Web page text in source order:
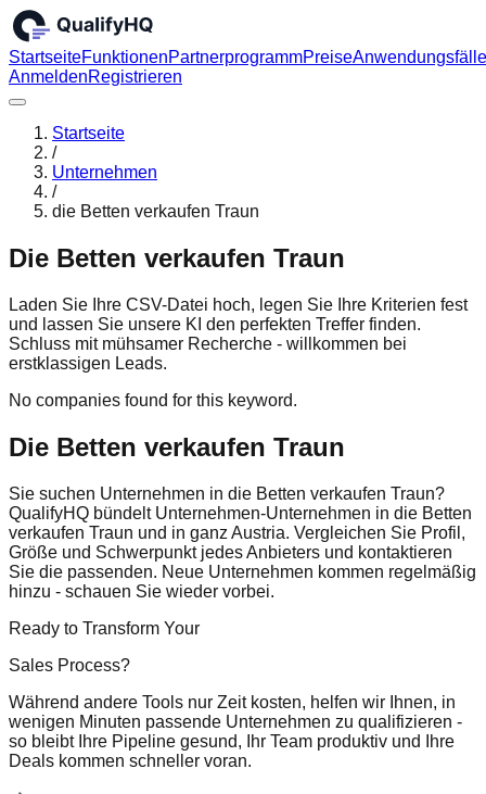
StartseiteFunktionenPartnerprogrammPreiseAnwendungsfälle
AnmeldenRegistrieren
Startseite
/
Unternehmen
/
die Betten verkaufen Traun
Die Betten verkaufen Traun
Laden Sie Ihre CSV-Datei hoch, legen Sie Ihre Kriterien fest
und lassen Sie unsere KI den perfekten Treffer finden.
Schluss mit mühsamer Recherche - willkommen bei
erstklassigen Leads.
No companies found for this keyword.
Die Betten verkaufen Traun
Sie suchen Unternehmen in die Betten verkaufen Traun?
QualifyHQ bündelt Unternehmen-Unternehmen in die Betten
verkaufen Traun und in ganz Austria. Vergleichen Sie Profil,
Größe und Schwerpunkt jedes Anbieters und kontaktieren
Sie die passenden. Neue Unternehmen kommen regelmäßig
hinzu - schauen Sie wieder vorbei.
Ready to Transform Your
Sales Process?
Während andere Tools nur Zeit kosten, helfen wir Ihnen, in
wenigen Minuten passende Unternehmen zu qualifizieren -
so bleibt Ihre Pipeline gesund, Ihr Team produktiv und Ihre
Deals kommen schneller voran.